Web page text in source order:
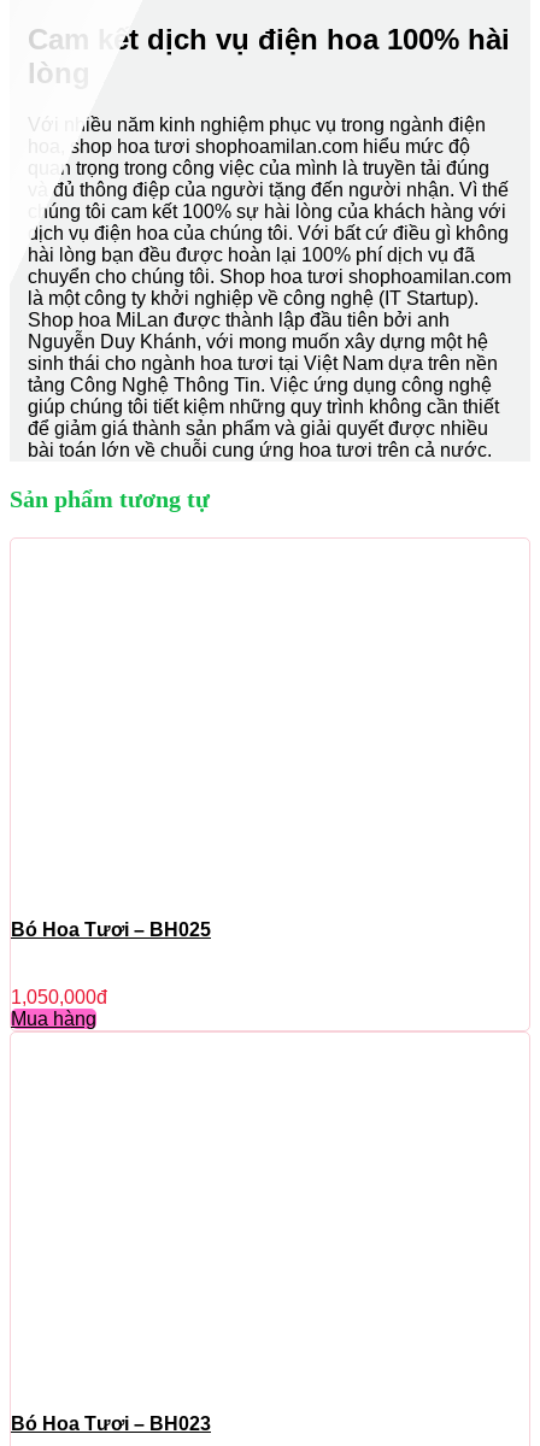
Cam kết dịch vụ điện hoa 100% hài
lòng
Với nhiều năm kinh nghiệm phục vụ trong ngành điện
hoa, shop hoa tươi shophoamilan.com hiểu mức độ
quan trọng trong công việc của mình là truyền tải đúng
và đủ thông điệp của người tặng đến người nhận. Vì thế
chúng tôi cam kết 100% sự hài lòng của khách hàng với
dịch vụ điện hoa của chúng tôi. Với bất cứ điều gì không
hài lòng bạn đều được hoàn lại 100% phí dịch vụ đã
chuyển cho chúng tôi. Shop hoa tươi shophoamilan.com
là một công ty khởi nghiệp về công nghệ (IT Startup).
Shop hoa MiLan được thành lập đầu tiên bởi anh
Nguyễn Duy Khánh, với mong muốn xây dựng một hệ
sinh thái cho ngành hoa tươi tại Việt Nam dựa trên nền
tảng Công Nghệ Thông Tin. Việc ứng dụng công nghệ
giúp chúng tôi tiết kiệm những quy trình không cần thiết
để giảm giá thành sản phẩm và giải quyết được nhiều
bài toán lớn về chuỗi cung ứng hoa tươi trên cả nước.
Sản phẩm tương tự
Bó Hoa Tươi – BH025
1,050,000đ
Mua hàng
Bó Hoa Tươi – BH023